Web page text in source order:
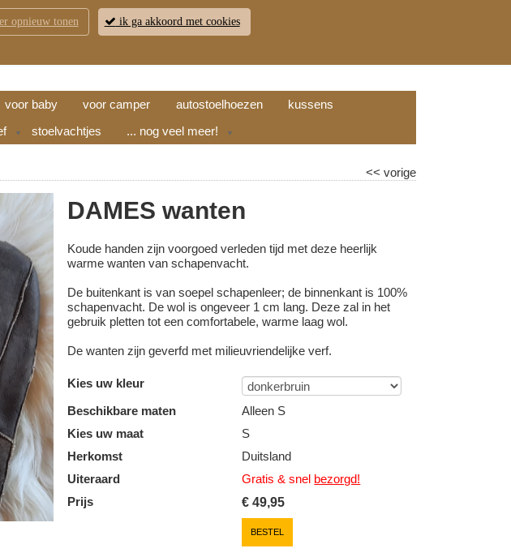
CONTACT OPENINGSTIJDEN RETOUR WINKELWAGEN (
voor baby voor camper autostoelhoezen
kussens
▼ stoelvachtjes ... nog veel meer! ▼
<< vorige
DAMES wanten
Koude handen zijn voorgoed verleden tijd met deze heerlijk
warme wanten van schapenvacht.
De buitenkant is van soepel schapenleer; de binnenkant is 100%
schapenvacht. De wol is ongeveer 1 cm lang. Deze zal in het
gebruik pletten tot een comfortabele, warme laag wol.
De wanten zijn geverfd met milieuvriendelijke verf.
Kies uw kleur
Beschikbare maten
Alleen S
Kies uw maat
S
Herkomst
Duitsland
Uiteraard
Gratis & snel bezorgd!
Prijs
€49,95
BESTEL
opnieuw tonen ik ga akkoord met cookies